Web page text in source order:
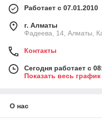
Работает с 07.01.2010
г. Алматы
Фадеева, 14, Алматы,
Контакты
Сегодня работает с
Показать весь
О нас